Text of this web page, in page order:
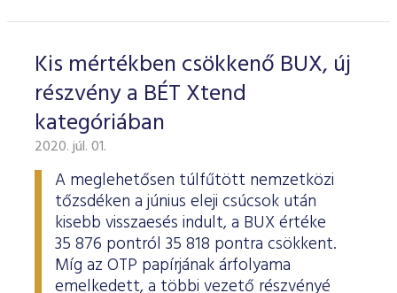
Kis mértékben csökkenő BUX, új
részvény a BÉT Xtend
kategóriában
2020. júl. 01.
A meglehetősen túlfűtött nemzetközi
tőzsdéken a június eleji csúcsok után
kisebb visszaesés indult, a BUX értéke
35 876 pontról 35 818 pontra csökkent.
Míg az OTP papírjának árfolyama
emelkedett, a többi vezető részvényé